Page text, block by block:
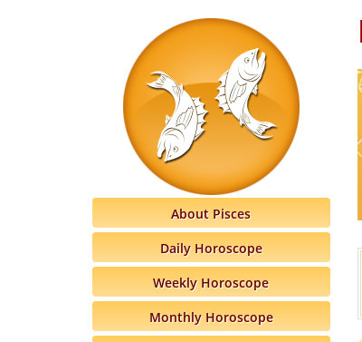
About Pisces
Daily Horoscope
Weekly Horoscope
Monthly Horoscope